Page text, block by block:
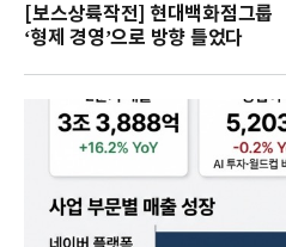
[보스상륙작전] 현대백화점그룹
‘형제 경영’으로 방향 틀었다